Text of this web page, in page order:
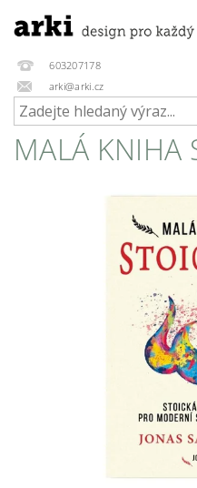
603207178
arki@arki.cz
MALÁ KNIHA